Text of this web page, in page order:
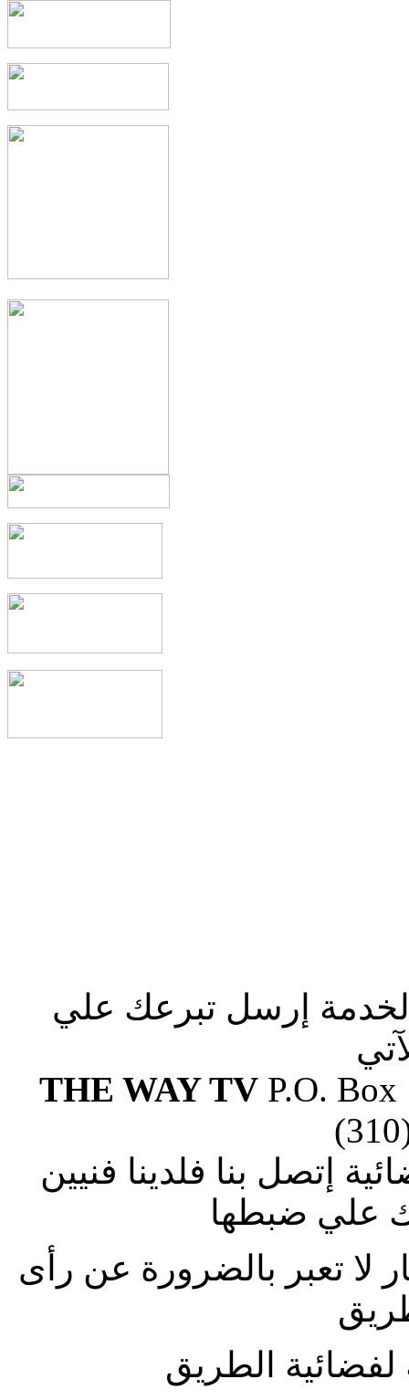
إرسل تبرعك علي
THE WAY TVP.O. Box
إتصل بنا فلدينا فنيين
علي ضبطها
لا تعبر بالضرورة عن رأى
الطريق